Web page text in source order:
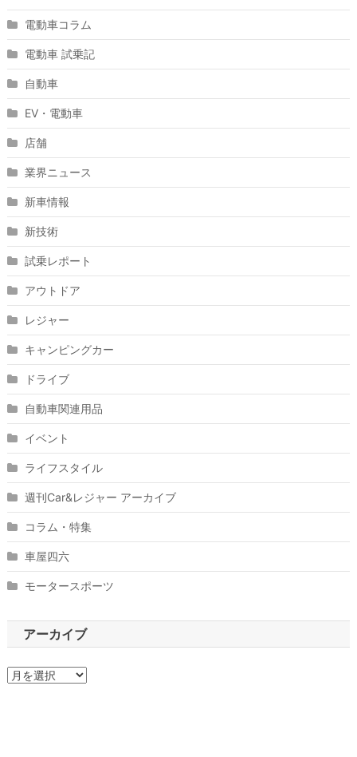
電動車コラム
電動車 試乗記
自動車
EV・電動車
店舗
業界ニュース
新車情報
新技術
試乗レポート
アウトドア
レジャー
キャンピングカー
ドライブ
自動車関連用品
イベント
ライフスタイル
週刊Car&レジャー アーカイブ
コラム・特集
車屋四六
モータースポーツ
アーカイブ
ア